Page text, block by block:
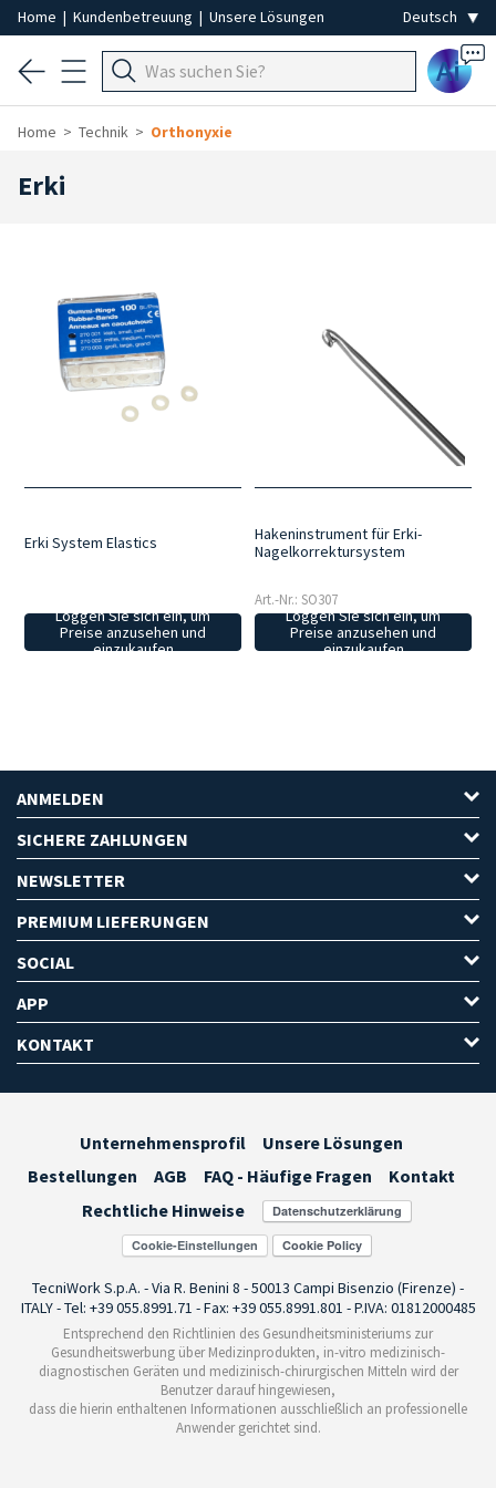
Home | Kundenbetreuung | Unsere Lösungen
Ai
Home Technik Orthonyxie
Erki
Erki System Elastics
Loggen Sie sich ein, um
Preise anzusehen und
einzukaufen
Hakeninstrument für Erki-
Nagelkorrektursystem
Art.-Nr.: SO307
Loggen Sie sich ein, um
Preise anzusehen und
einzukaufen
ANMELDEN
SICHERE ZAHLUNGEN
NEWSLETTER
PREMIUM LIEFERUNGEN
SOCIAL
APP
KONTAKT
Unternehmensprofil
Unsere Lösungen
Bestellungen
AGB FAQ - Häufige Fragen
Kontakt
Rechtliche Hinweise
Cookie-Einstellungen
TecniWork S.p.A. - Via R. Benini 8 - 50013 Campi Bisenzio (Firenze) -
ITALY - Tel: +39 055.8991.71 - Fax: +39 055.8991.801 - P.IVA: 01812000485
Entsprechend den Richtlinien des Gesundheitsministeriums zur
Gesundheitswerbung über Medizinprodukten, in-vitro medizinisch-
diagnostischen Geräten und medizinisch-chirurgischen Mitteln wird der
Benutzer darauf hingewiesen,
dass die hierin enthaltenen Informationen ausschließlich an professionelle
Anwender gerichtet sind.